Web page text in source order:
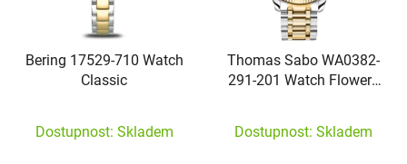
Bering 17529-710 Watch
Classic
Dostupnost: Skladem
Thomas Sabo WA0382-
291-201 Watch Flowers
Dostupnost: Skladem